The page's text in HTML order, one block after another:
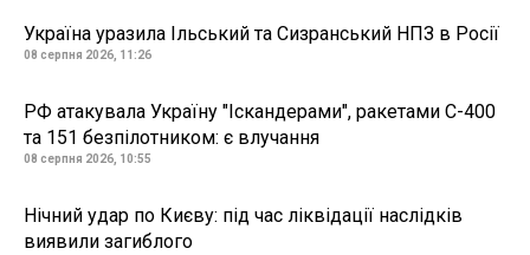
Україна уразила Ільський та Сизранський НПЗ в Росії
08 серпня 2026, 11:26
РФ атакувала Україну "Іскандерами", ракетами С-400
та 151 безпілотником: є влучання
08 серпня 2026, 10:55
Нічний удар по Києву: під час ліквідації наслідків
виявили загиблого